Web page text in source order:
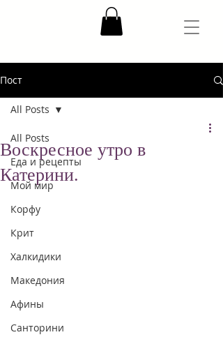
Пост
All Posts
Еда и рецепты
Мой мир
Корфу
Крит
Халкидики
Македония
Афины
Санторини
All Posts
Воскресное утро в
Катерини.